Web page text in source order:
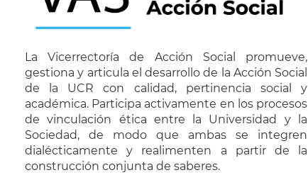
La Vicerrectoría de Acción Social promueve,
gestiona y articula el desarrollo de la Acción Social
de la UCR con calidad, pertinencia social y
académica. Participa activamente en los procesos
de vinculación ética entre la Universidad y la
Sociedad, de modo que ambas se integren
dialécticamente y realimenten a partir de la
construcción conjunta de saberes.